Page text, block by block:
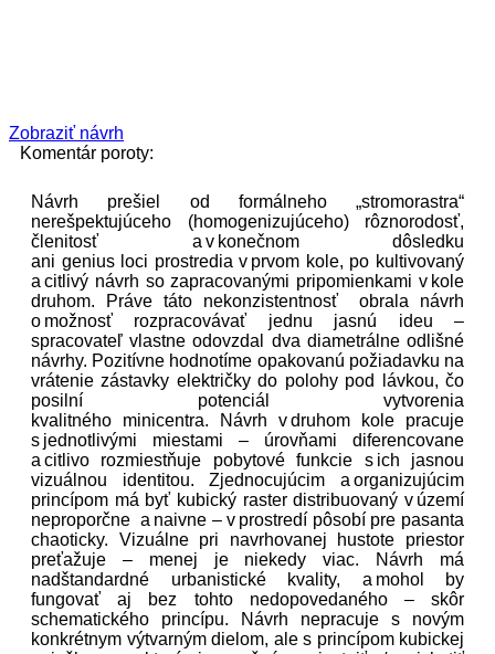
Zobraziť návrh
Komentár poroty:
Návrh prešiel od formálneho „stromorastra“
nerešpektujúceho (homogenizujúceho) rôznorodosť,
členitosť a v konečnom dôsledku
ani genius loci prostredia v prvom kole, po kultivovaný
a citlivý návrh so zapracovanými pripomienkami v kole
druhom. Práve táto nekonzistentnosťobrala návrh
o možnosť rozpracovávať jednu jasnú ideu –
spracovateľ vlastne odovzdal dva diametrálne odlišné
návrhy. Pozitívne hodnotíme opakovanú požiadavku na
vrátenie zástavky električky do polohy pod lávkou, čo
posilní potenciál vytvorenia
kvalitného minicentra.
Návrh v druhom kole pracuje
s jednotlivými miestami – úrovňami diferencovane
a citlivo rozmiestňuje pobytové funkcie s ich jasnou
vizuálnou identitou.
Zjednocujúcim a organizujúcim
princípom má byť kubický raster distribuovaný v území
neproporčne a naivne – v prostredí pôsobí pre pasanta
chaoticky. Vizuálne pri navrhovanej hustote priestor
preťažuje – menej je niekedy viac. Návrh má
nadštandardné urbanistické kvality, a mohol by
fungovať aj bez tohto nedopovedaného – skôr
schematického princípu.
Návrh nepracuje s novým
konkrétnym výtvarným dielom, ale s princípom kubickej